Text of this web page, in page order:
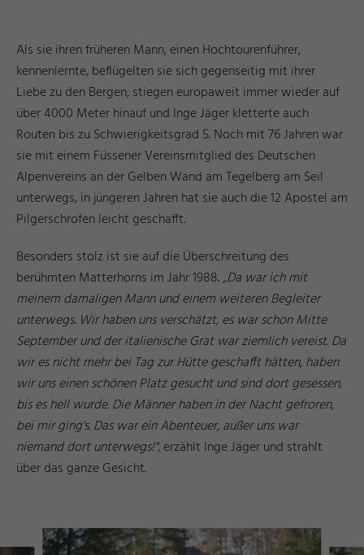
Als sie ihren früheren Mann, einen Hochtourenführer,
kennenlernte, beflügelten sie sich gegenseitig mit ihrer
Liebe zu den Bergen, stiegen europaweit immer wieder auf
über 4000 Meter hinauf und Inge Jäger kletterte auch
Routen bis zu Schwierigkeitsgrad 5. Noch mit 76 Jahren war
sie mit einem Füssener Vereinsmitglied des Deutschen
Alpenvereins an der Gelben Wand am Tegelberg am Seil
unterwegs, in jüngeren Jahren hat sie auch die 12 Apostel am
Pilgerschrofen leicht geschafft.
Besonders stolz ist sie auf die Überschreitung des
berühmten Matterhorns im Jahr 1988.„Da war ich mit
meinem damaligen Mann und einem weiteren Begleiter
unterwegs. Wir haben uns verschätzt, es war schon Mitte
September und der italienische Grat war ziemlich vereist. Da
wir es nicht mehr bei Tag zur Hütte geschafft hätten, haben
wir uns einen schönen Platz gesucht und sind dort gesessen,
bis es hell wurde. Die Männer haben in der Nacht gefroren,
bei mir ging's. Das war ein Abenteuer, außer uns war
niemand dort unterwegs!", erzählt Inge Jäger und strahlt
über das ganze Gesicht.
© F
ü
s
s
e
n
T
o u
ri
s
m
us
u
n d
M ar
k
e
ti
n g
©
ü
s
s
e
n
T
o
ri
s
m
u
u
n
M
k
e
ti
n